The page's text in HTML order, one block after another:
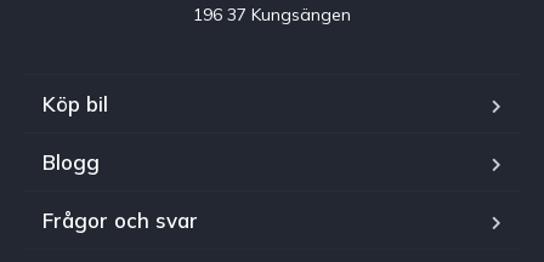
196 37 Kungsängen
Köp bil
Blogg
Frågor och svar